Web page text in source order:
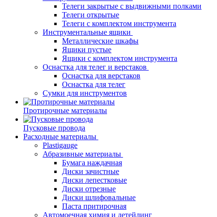
Телеги закрытые с выдвижными полками
Телеги открытые
Телеги с комплектом инструмента
Инструментальные ящики
Металлические шкафы
Ящики пустые
Ящики с комплектом инструмента
Оснастка для телег и верстаков
Оснастка для верстаков
Оснастка для телег
Сумки для инструментов
Протирочные материалы
Пусковые провода
Расходные материалы
Plastigauge
Абразивные материалы
Бумага наждачная
Диски зачистные
Диски лепестковые
Диски отрезные
Диски шлифовальные
Паста притирочная
Автомоечная химия и детейлинг